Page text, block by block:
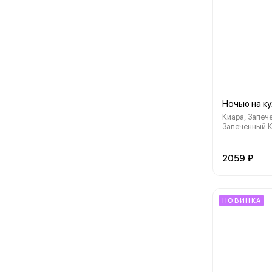
Ночью на
Киара,
Запеченный
Эймон,
2059 ₽
НОВИНКА